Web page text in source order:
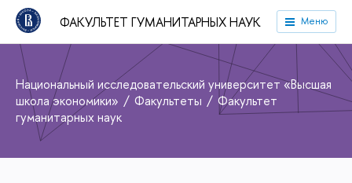
ФАКУЛЬТЕТ ГУМАНИТАРНЫХ НАУК Меню
Национальный исследовательский университет «Высшая
школа экономики»
Факультеты
Факультет
гуманитарных наук